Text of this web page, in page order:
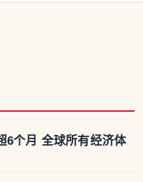
6个月 全球所有经济体